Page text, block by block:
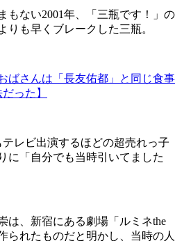
ない2001年、「三瓶です！」の
りも早くブレークした三瓶。
ばさんは「長友佑都」と同じ食事
った】
レビ出演するほどの超売れっ子
に「自分でも当時引いてました
、新宿にある劇場「ルミネthe
られたものだと明かし、当時の人